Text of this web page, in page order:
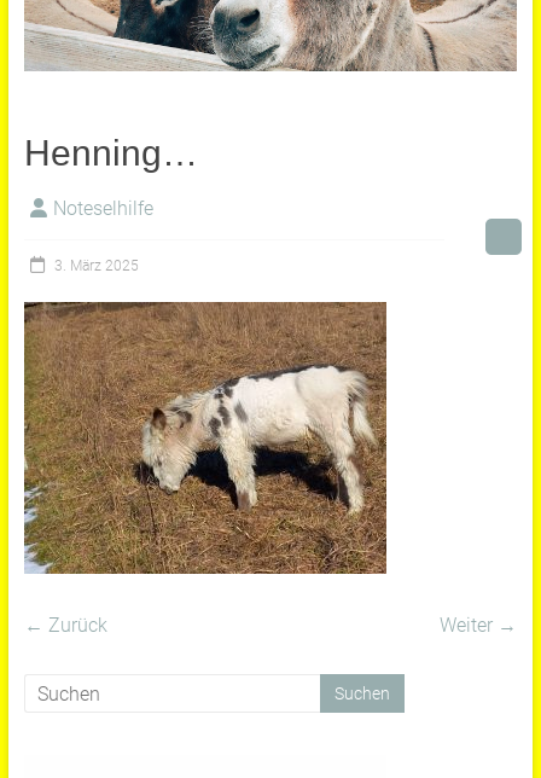
Henning…
Noteselhilfe
3. März 2025
← Zurück Weiter →